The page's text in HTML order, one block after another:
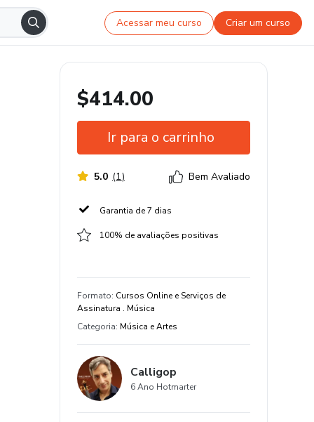
Acessar meu curso Criar um curso
$414.00
Ir para o carrinho
5.0 (1) Bem Avaliado
Garantia de 7 dias
100% de avaliações positivas
Formato: Cursos Online e Serviços de
Assinatura . Música
Categoria: Música e Artes
Calligop
6 Ano Hotmarter